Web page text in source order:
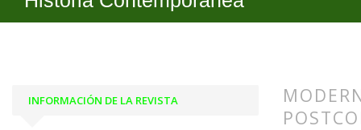
INFORMACIÓN DE LA REVISTA